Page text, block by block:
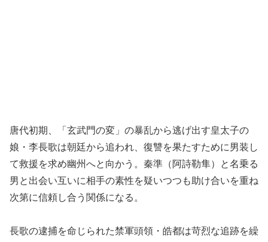
唐代初期、「玄武門の変」の暴乱から逃げ出す皇太子の
娘・李長歌は朝廷から追われ、復讐を果たすために男装し
て救援を求め幽州へと向かう。秦準（阿詩勒隼）と名乗る
男と出会い互いに相手の素性を疑いつつも助け合いを重ね
次第に信頼し合う関係になる。
長歌の逮捕を命じられた禁軍頭領・皓都は苛烈な追跡を繰